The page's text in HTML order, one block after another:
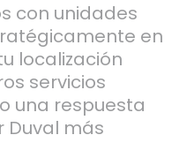
con unidades
en
localización
servicios
una respuesta
Duval más